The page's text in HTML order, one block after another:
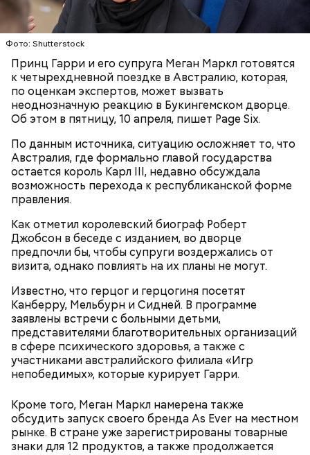
Фото: Shutterstock
Принц Гарри и его супруга Меган Маркл готовятся
к четырехдневной поездке в Австралию, которая,
по оценкам экспертов, может вызвать
неоднозначную реакцию в Букингемском дворце.
Об этом в пятницу, 10 апреля, пишет Page Six.
По данным источника, ситуацию осложняет то, что
Австралия, где формально главой государства
остается король Карл III, недавно обсуждала
возможность перехода к республиканской форме
правления.
Как отметил королевский биограф Роберт
Джобсон в беседе с изданием, во дворце
предпочли бы, чтобы супруги воздержались от
визита, однако повлиять на их планы не могут.
Известно, что герцог и герцогиня посетят
Канберру, Мельбурн и Сидней. В программе
заявлены встречи с больными детьми,
представителями благотворительных организаций
в сфере психического здоровья, а также с
участниками австралийского филиала «Игр
непобедимых», которые курирует Гарри.
Кроме того, Меган Маркл намерена также
обсудить запуск своего бренда As Ever на местном
рынке. В стране уже зарегистрированы товарные
знаки для 12 продуктов, а также продолжается
Главная особенность острова Сокотра —
драконовые деревья, которые растут только здесь.
Внешне они напоминают большие грибы, а
драконовыми их называют из-за красного цвета
смолы, которую местные жители сравнивают с
медицинских целях и красят ей ткань и волосы.
К тому же здесь водятся редкие виды животных и
других растений, которых в мире больше нигде не
встретить. На Сокотре также есть горы,
известняковое плато и прибрежные равнины,
которые дополняют «внеземную» атмосферу.